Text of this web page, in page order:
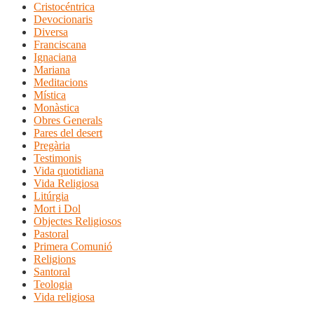
Cristocéntrica
Devocionaris
Diversa
Franciscana
Ignaciana
Mariana
Meditacions
Mística
Monàstica
Obres Generals
Pares del desert
Pregària
Testimonis
Vida quotidiana
Vida Religiosa
Litúrgia
Mort i Dol
Objectes Religiosos
Pastoral
Primera Comunió
Religions
Santoral
Teologia
Vida religiosa